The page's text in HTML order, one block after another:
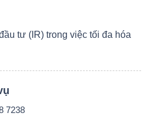
tư (IR) trong việc tối đa hóa
7238